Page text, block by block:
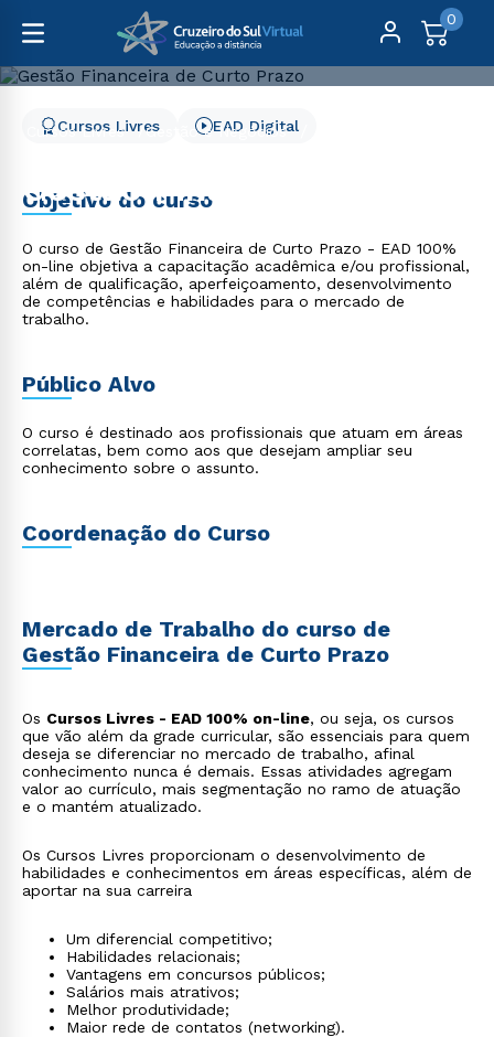
0
Cursos Livres
Gestão e Negócios
Gestão Financeira de
Curto Prazo
Cursos Livres EAD Digital
Objetivo do curso
O curso de Gestão Financeira de Curto Prazo - EAD 100%
on-line objetiva a capacitação acadêmica e/ou profissional,
além de qualificação, aperfeiçoamento, desenvolvimento
de competências e habilidades para o mercado de
trabalho.
Público Alvo
O curso é destinado aos profissionais que atuam em áreas
correlatas, bem como aos que desejam ampliar seu
conhecimento sobre o assunto.
Coordenação do Curso
Mercado de Trabalho do curso de
Gestão Financeira de Curto Prazo
Os Cursos Livres - EAD 100% on-line, ou seja, os cursos
que vão além da grade curricular, são essenciais para quem
deseja se diferenciar no mercado de trabalho, afinal
conhecimento nunca é demais. Essas atividades agregam
valor ao currículo, mais segmentação no ramo de atuação
e o mantém atualizado.
Os Cursos Livres proporcionam o desenvolvimento de
habilidades e conhecimentos em áreas específicas, além de
aportar na sua carreira
Um diferencial competitivo;
Habilidades relacionais;
Vantagens em concursos públicos;
Salários mais atrativos;
Melhor produtividade;
Maior rede de contatos (networking).